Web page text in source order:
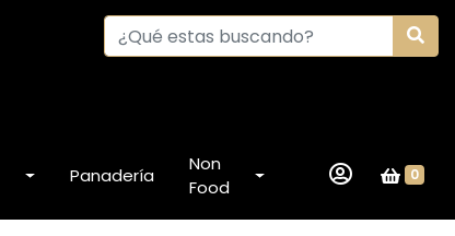
Panadería
Non
Food
0